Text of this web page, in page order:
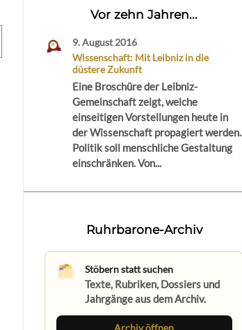
Vor zehn Jahren...
9. August 2016
Wissenschaft: Mit Leibniz in die
düstere Zukunft
Eine Broschüre der Leibniz-
Gemeinschaft zeigt, welche
einseitigen Vorstellungen heute in
der Wissenschaft propagiert werden.
Politik soll menschliche Gestaltung
einschränken. Von...
Ruhrbarone-Archiv
Stöbern statt suchen
Texte, Rubriken, Dossiers und
Jahrgänge aus dem Archiv.
Archiv öffnen